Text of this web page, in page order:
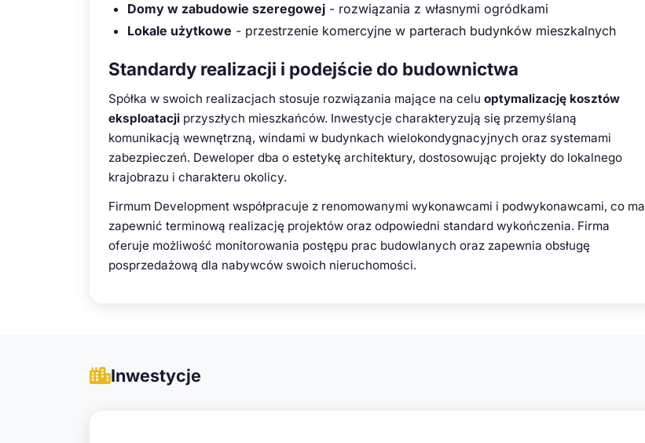
Domy w zabudowie szeregowej - rozwiązania z własnymi ogródkami
Lokale użytkowe - przestrzenie komercyjne w parterach budynków mieszkalnych
Standardy realizacji i podejście do budownictwa
Spółka w swoich realizacjach stosuje rozwiązania mające na celu optymalizację kosztów
eksploatacji przyszłych mieszkańców. Inwestycje charakteryzują się przemyślaną
komunikacją wewnętrzną, windami w budynkach wielokondygnacyjnych oraz systemami
zabezpieczeń. Deweloper dba o estetykę architektury, dostosowując projekty do lokalnego
krajobrazu i charakteru okolicy.
Firmum Development współpracuje z renomowanymi wykonawcami i podwykonawcami, co ma
zapewnić terminową realizację projektów oraz odpowiedni standard wykończenia. Firma
oferuje możliwość monitorowania postępu prac budowlanych oraz zapewnia obsługę
posprzedażową dla nabywców swoich nieruchomości.
Inwestycje